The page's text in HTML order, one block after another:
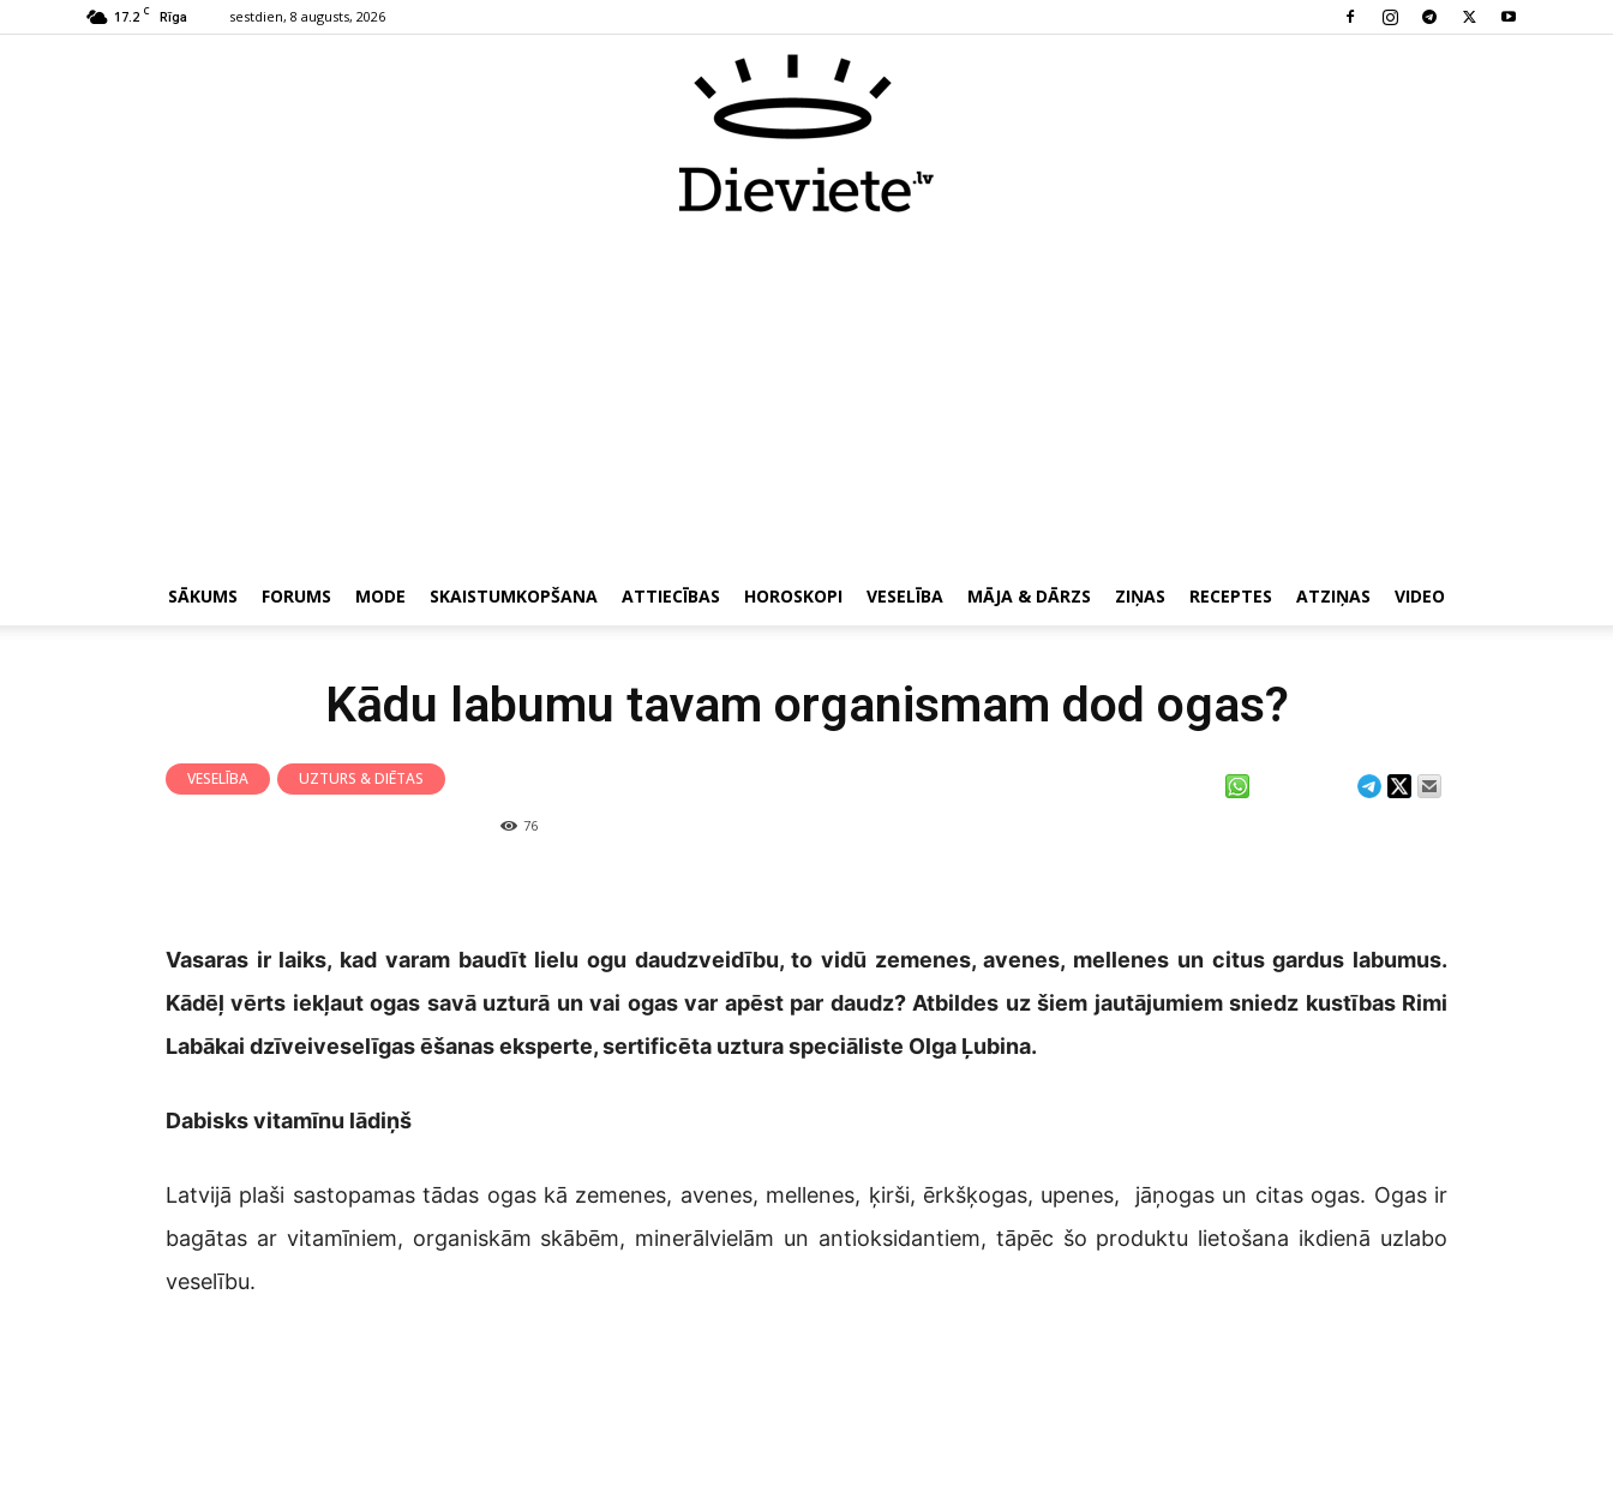
17.2 C Rīga sestdien, 8 augusts, 2026
SĀKUMS FORUMS MODE SKAISTUMKOPŠANA ATTIECĪBAS HOROSKOPI VESELĪBA MĀJA & DĀRZS ZIŅAS RECEPTES ATZIŅAS VIDEO
Kādu labumu tavam organismam dod ogas?
VESELĪBA UZTURS & DIĒTAS
76
Vasaras ir laiks, kad varam baudīt lielu ogu daudzveidību, to vidū zemenes, avenes, mellenes un citus gardus labumus.
Kādēļ vērts iekļaut ogas savā uzturā un vai ogas var apēst par daudz? Atbildes uz šiem jautājumiem sniedz kustības Rimi
Labākai dzīveiveselīgas ēšanas eksperte, sertificēta uztura speciāliste Olga Ļubina.
Dabisks vitamīnu lādiņš
Latvijā plaši sastopamas tādas ogas kā zemenes, avenes, mellenes, ķirši, ērkšķogas, upenes, jāņogas un citas ogas. Ogas ir
bagātas ar vitamīniem, organiskām skābēm, minerālvielām un antioksidantiem, tāpēc šo produktu lietošana ikdienā uzlabo
veselību.